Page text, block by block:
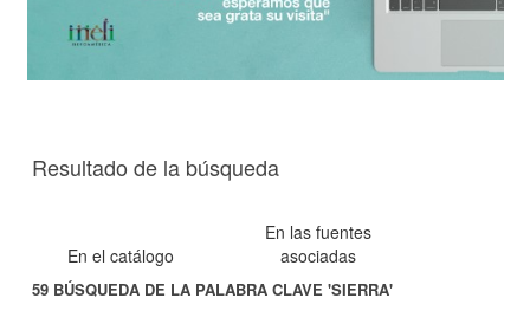
Resultado de la búsqueda
En el catálogo
En las fuentes
asociadas
59 BÚSQUEDA DE LA PALABRA CLAVE'SIERRA'